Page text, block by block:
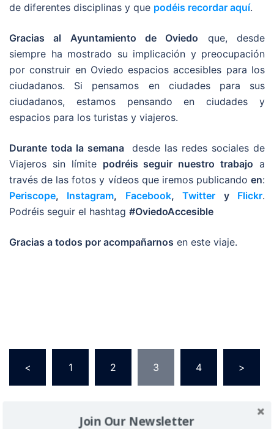
de diferentes disciplinas y que podéis recordar aquí.
Gracias al Ayuntamiento de Oviedo que, desde
siempre ha mostrado su implicación y preocupación
por construir en Oviedo espacios accesibles para los
ciudadanos. Si pensamos en ciudades para sus
ciudadanos, estamos pensando en ciudades y
espacios para los turistas y viajeros.
Durante toda la semanadesde las redes sociales de
Viajeros sin límite podréis seguir nuestro trabajo a
través de las fotos y vídeos que iremos publicando en:
Periscope, Instagram, Facebook,Twitter y Flickr.
Podréis seguir el hashtag #OviedoAccesible
Gracias a todos por acompañarnos en este viaje.
< 1 2 3 4 >
Join Our Newsletter